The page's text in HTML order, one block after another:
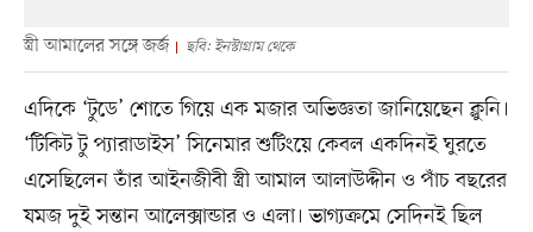
স্ত্রী আমালের সঙ্গে জর্জ ছবি: ইনস্টাগ্রাম থেকে
এদিকে ‘টুডে’ শোতে গিয়ে এক মজার অভিজ্ঞতা জানিয়েছেন ক্লুনি।
‘টিকিট টু প্যারাডাইস’ সিনেমার শুটিংয়ে কেবল একদিনই ঘুরতে
এসেছিলেন তাঁর আইনজীবী স্ত্রী আমাল আলাউদ্দীন ও পাঁচ বছরের
যমজ দুই সন্তান আলেক্সান্ডার ও এলা। ভাগ্যক্রমে সেদিনই ছিল